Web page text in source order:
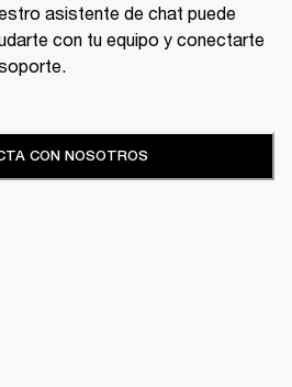
asistente de chat puede
con tu equipo y conectarte
CON NOSOTROS